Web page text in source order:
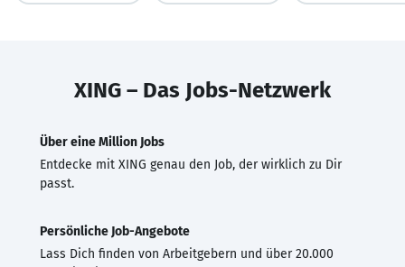
XING – Das Jobs-Netzwerk
Über eine Million Jobs
Entdecke mit XING genau den Job, der wirklich zu Dir
passt.
Persönliche Job-Angebote
Lass Dich finden von Arbeitgebern und über 20.000